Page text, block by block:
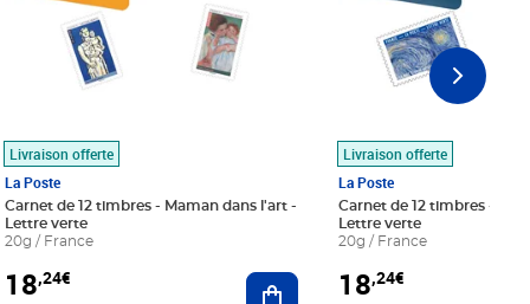
au panier
Livraison offerte
La Poste
Carnet de 12 timbres - Maman dans l'art -
Lettre verte
20g / France
18,24€ Ajouter au panier
Livraison offerte
La Poste
Carnet de 12 timbres - Le
Lettre verte
20g / France
18,24€